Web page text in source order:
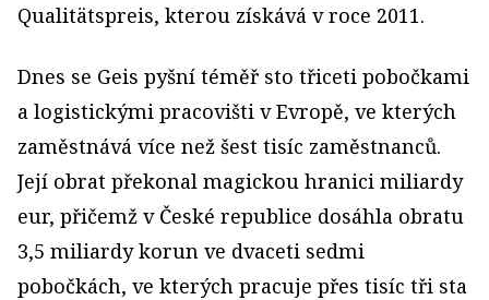
Qualitätspreis, kterou získává v roce 2011.
Dnes se Geis pyšní téměř sto třiceti pobočkami
a logistickými pracovišti v Evropě, ve kterých
zaměstnává více než šest tisíc zaměstnanců.
Její obrat překonal magickou hranici miliardy
eur, přičemž v České republice dosáhla obratu
3,5 miliardy korun ve dvaceti sedmi
pobočkách, ve kterých pracuje přes tisíc tři sta